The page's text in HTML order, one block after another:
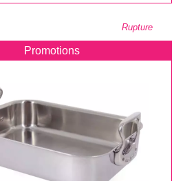
Rupture
Promotions